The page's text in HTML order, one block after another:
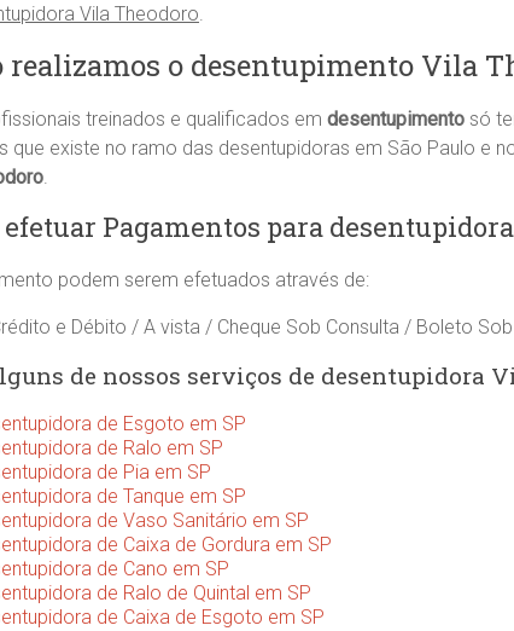
Vila Theodoro.
realizamos o desentupimento Vila
treinados e qualificados em desentupimento só
que existe no ramo das desentupidoras em São Paulo e
.
efetuar Pagamentos para
podem serem efetuados através de:
e Débito / A vista / Cheque Sob Consulta / Boleto
de nossos serviços de desentupidora
de Esgoto em SP
de Ralo em SP
de Pia em SP
de Tanque em SP
de Vaso Sanitário em SP
de Caixa de Gordura em SP
de Cano em SP
de Ralo de Quintal em SP
de Caixa de Esgoto em SP